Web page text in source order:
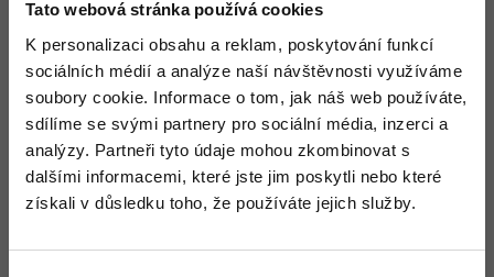
Tato webová stránka používá cookies
K personalizaci obsahu a reklam, poskytování funkcí
sociálních médií a analýze naší návštěvnosti využíváme
soubory cookie. Informace o tom, jak náš web používáte,
sdílíme se svými partnery pro sociální média, inzerci a
analýzy. Partneři tyto údaje mohou zkombinovat s
dalšími informacemi, které jste jim poskytli nebo které
získali v důsledku toho, že používáte jejich služby.
osobních údajů,
právo na přenositelnost osobních údajů v
případech, kdy jej Nařízení umožňuje,
právo kdykoliv odvolat souhlas se
zpracováním osobních údajů, pokud je